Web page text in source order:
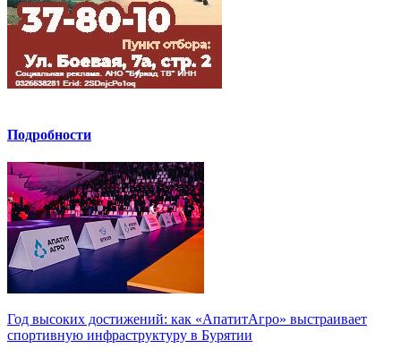
Подробности
Год высоких достижений: как «АпатитАгро» выстраивает
спортивную инфраструктуру в Бурятии